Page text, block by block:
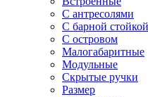
С антресолями
С барной стойкой
С островом
Малогабаритные
Модульные
Скрытые ручки
Размер